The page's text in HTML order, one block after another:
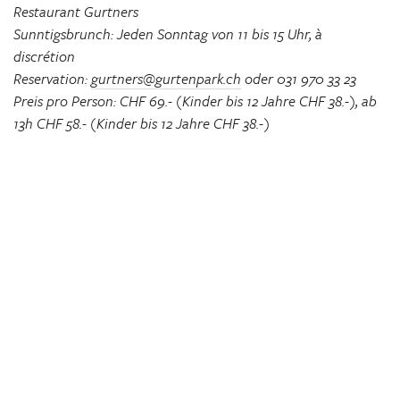
Restaurant Gurtners
Sunntigsbrunch: Jeden Sonntag von 11 bis 15 Uhr, à
discrétion
Reservation:gurtners@gurtenpark.ch oder 031 970 33 23
Preis pro Person: CHF 69.- (Kinder bis 12 Jahre CHF 38.-), ab
13h CHF 58.- (Kinder bis 12 Jahre CHF 38.-)